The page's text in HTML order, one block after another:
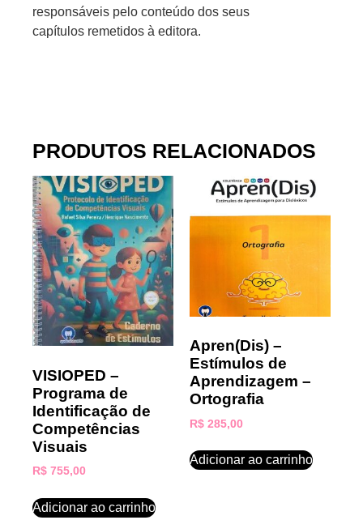
responsáveis pelo conteúdo dos seus
capítulos remetidos à editora.
PRODUTOS RELACIONADOS
VISIOPED –
Programa de
Identificação de
Competências
Visuais
R$ 755,00
Adicionar ao carrinho
Apren(Dis) –
Estímulos de
Aprendizagem –
Ortografia
R$ 285,00
Adicionar ao carrinho